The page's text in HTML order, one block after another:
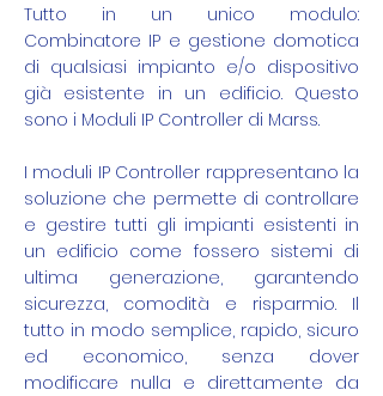
Tutto in un unico modulo:
Combinatore IP e gestione domotica
di qualsiasi impianto e/o dispositivo
già esistente in un edificio. Questo
sono i Moduli IP Controller di Marss.
I moduli IP Controller rappresentano la
soluzione che permette di controllare
e gestire tutti gli impianti esistenti in
un edificio come fossero sistemi di
ultima generazione, garantendo
sicurezza, comodità e risparmio. Il
tutto in modo semplice, rapido, sicuro
ed economico, senza dover
modificare nulla e direttamente da